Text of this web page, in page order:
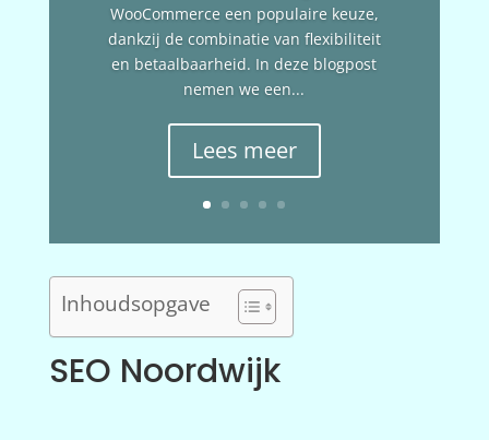
WooCommerce een populaire keuze,
dankzij de combinatie van flexibiliteit
en betaalbaarheid. In deze blogpost
nemen we een...
Lees meer
Inhoudsopgave
SEO Noordwijk